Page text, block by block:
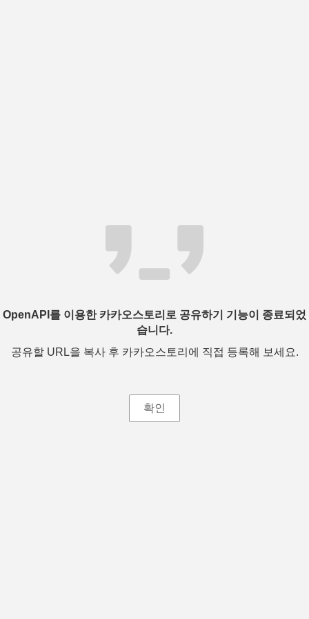
OpenAPI를 이용한 카카오스토리로 공유하기 기능이 종료되었
습니다.
공유할 URL을 복사 후 카카오스토리에 직접 등록해 보세요.
확인